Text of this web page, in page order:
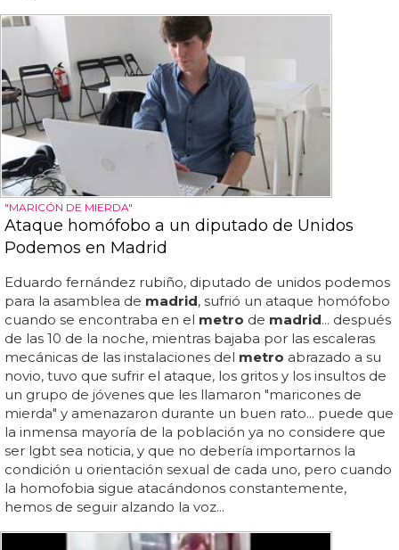
"MARICÓN DE MIERDA"
Ataque homófobo a un diputado de Unidos
Podemos en Madrid
Eduardo fernández rubiño, diputado de unidos podemos
para la asamblea de madrid, sufrió un ataque homófobo
cuando se encontraba en el metro de madrid... después
de las 10 de la noche, mientras bajaba por las escaleras
mecánicas de las instalaciones del metro abrazado a su
novio, tuvo que sufrir el ataque, los gritos y los insultos de
un grupo de jóvenes que les llamaron "maricones de
mierda" y amenazaron durante un buen rato... puede que
la inmensa mayoría de la población ya no considere que
ser lgbt sea noticia, y que no debería importarnos la
condición u orientación sexual de cada uno, pero cuando
la homofobia sigue atacándonos constantemente,
hemos de seguir alzando la voz...